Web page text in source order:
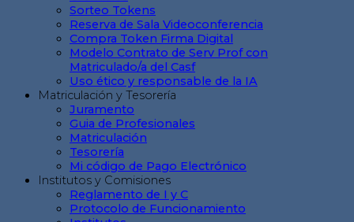
Sorteo Tokens
Reserva de Sala Videoconferencia
Compra Token Firma Digital
Modelo Contrato de Serv Prof con
Matriculado/a del Casf
Uso ético y responsable de la IA
Matriculación y Tesorería
Juramento
Guia de Profesionales
Matriculación
Tesorería
Mi código de Pago Electrónico
Institutos y Comisiones
Reglamento de I y C
Protocolo de Funcionamiento